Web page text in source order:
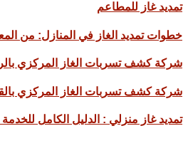
تمديد غاز للمطاعم
خطوات تمديد الغاز في المنازل: من
شركة كشف تسربات الغاز المركزي
شركة كشف تسربات الغاز المركزي
تمديد غاز منزلي : الدليل الكامل للخدمة